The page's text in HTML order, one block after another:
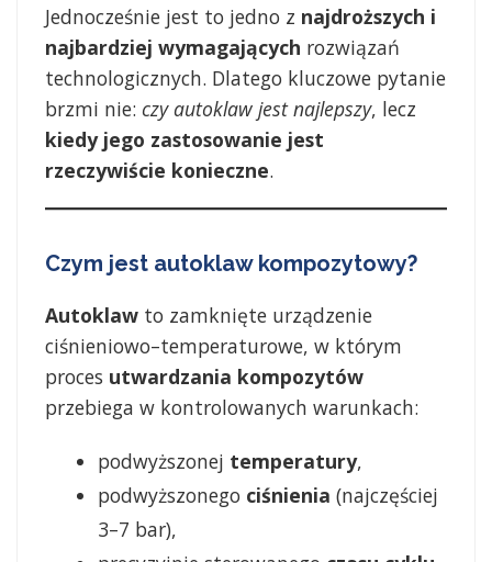
Jednocześnie jest to jedno z najdroższych i
najbardziej wymagających rozwiązań
technologicznych. Dlatego kluczowe pytanie
brzmi nie: czy autoklaw jest najlepszy, lecz
kiedy jego zastosowanie jest
rzeczywiście konieczne.
Czym jest autoklaw kompozytowy?
Autoklaw to zamknięte urządzenie
ciśnieniowo–temperaturowe, w którym
proces utwardzania kompozytów
przebiega w kontrolowanych warunkach:
podwyższonej temperatury,
podwyższonego ciśnienia (najczęściej
3–7 bar),